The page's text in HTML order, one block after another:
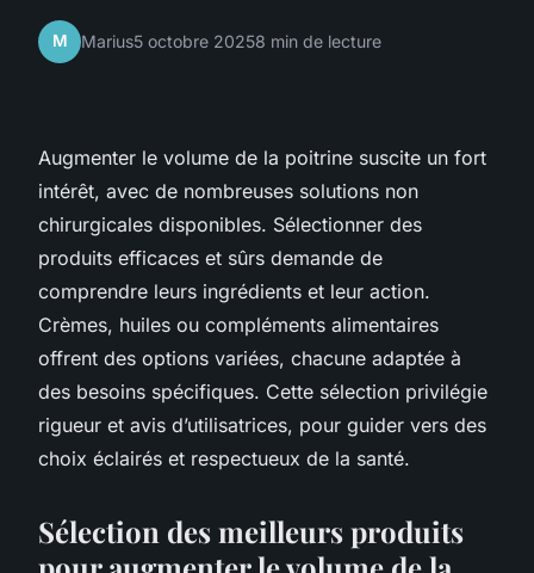
M Marius5 octobre 20258 min de lecture
Augmenter le volume de la poitrine suscite un fort
intérêt, avec de nombreuses solutions non
chirurgicales disponibles. Sélectionner des
produits efficaces et sûrs demande de
comprendre leurs ingrédients et leur action.
Crèmes, huiles ou compléments alimentaires
offrent des options variées, chacune adaptée à
des besoins spécifiques. Cette sélection privilégie
rigueur et avis d’utilisatrices, pour guider vers des
choix éclairés et respectueux de la santé.
Sélection des meilleurs produits